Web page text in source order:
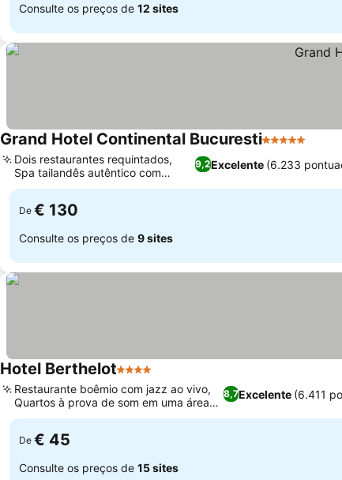
Consulte os preços de 12 sites
Grand Hotel Continental Bucuresti5 Estrelas
9,2Excelente (6.233
Dois restaurantes requintados,
Spa tailandês autêntico com
hammam
De € 130
Consulte os preços de 9 sites
Hotel Berthelot4 Estrelas
8,7Excelente (6.411
Restaurante boêmio com jazz ao vivo,
Quartos à prova de som em uma área
vibrante
De € 45
Consulte os preços de 15 sites